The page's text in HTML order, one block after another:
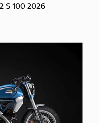
S 100 2026